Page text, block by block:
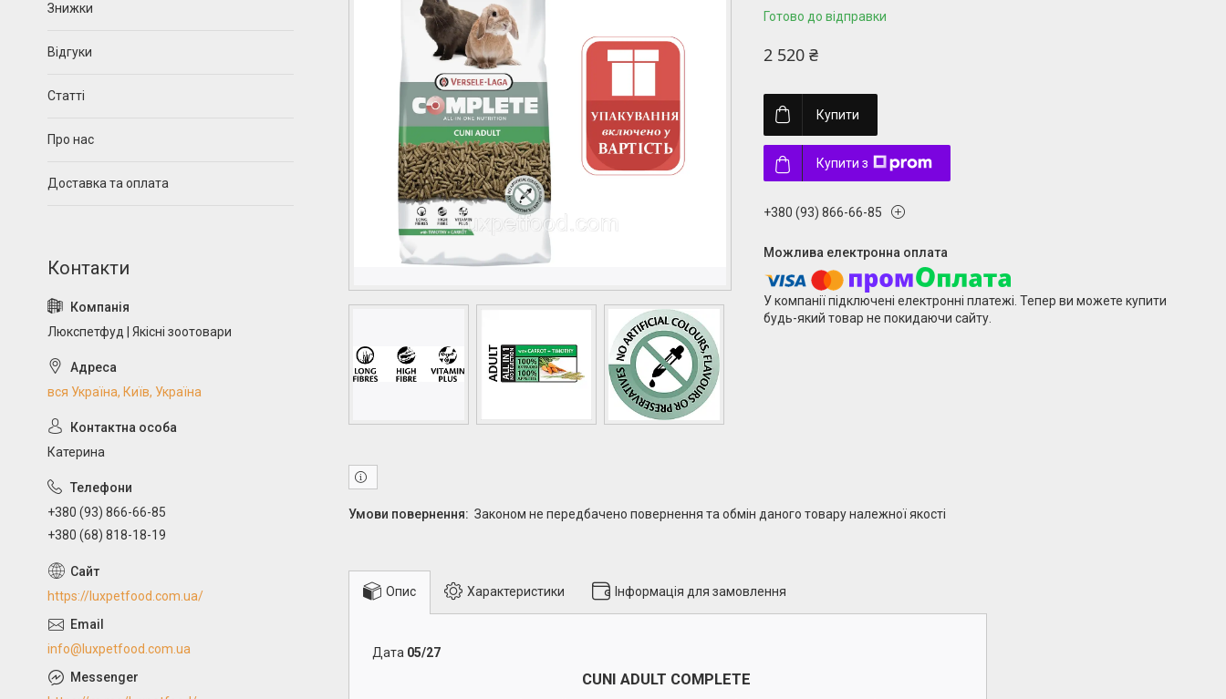
Готово до відправки
2 520 ₴
Купити
Купити з
+380 (93) 866-66-85
У компанії підключені електронні платежі. Тепер ви можете купити
будь-який товар не покидаючи сайту.
Законом не передбачено повернення та обмін даного товару належної якості
Опис Характеристики Інформація для замовлення
Дата 05/27
CUNI ADULT COMPLETE
Знижки
Відгуки
Статті
Про нас
Доставка та оплата
Люкспетфуд | Якісні зоотовари
вся Україна, Київ, Україна
Катерина
+380 (93) 866-66-85
+380 (68) 818-18-19
https://luxpetfood.com.ua/
info@luxpetfood.com.ua